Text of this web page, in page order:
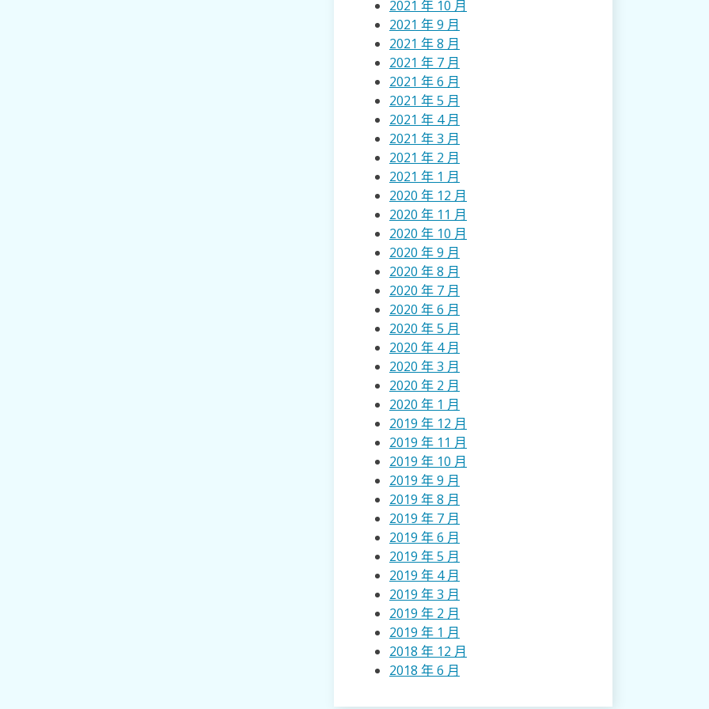
2021 年 10 月
2021 年 9 月
2021 年 8 月
2021 年 7 月
2021 年 6 月
2021 年 5 月
2021 年 4 月
2021 年 3 月
2021 年 2 月
2021 年 1 月
2020 年 12 月
2020 年 11 月
2020 年 10 月
2020 年 9 月
2020 年 8 月
2020 年 7 月
2020 年 6 月
2020 年 5 月
2020 年 4 月
2020 年 3 月
2020 年 2 月
2020 年 1 月
2019 年 12 月
2019 年 11 月
2019 年 10 月
2019 年 9 月
2019 年 8 月
2019 年 7 月
2019 年 6 月
2019 年 5 月
2019 年 4 月
2019 年 3 月
2019 年 2 月
2019 年 1 月
2018 年 12 月
2018 年 6 月